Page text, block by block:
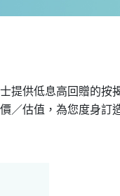
提供低息高回贈的
／估值，為您度身訂